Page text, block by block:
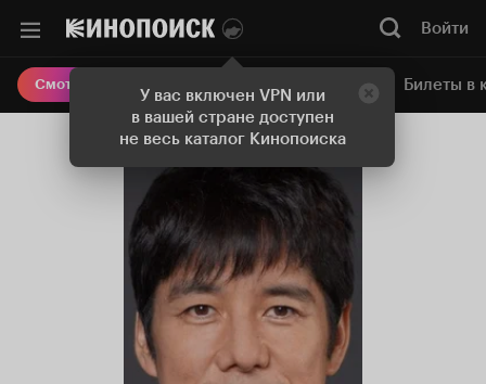
У вас включен VPN или
в вашей стране доступен
не весь каталог Кинопоиска
Войти
Смотреть кино Онлайн-кинотеатр Билеты в